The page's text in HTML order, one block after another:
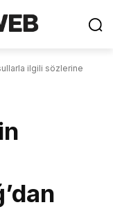
ilgili sözlerine